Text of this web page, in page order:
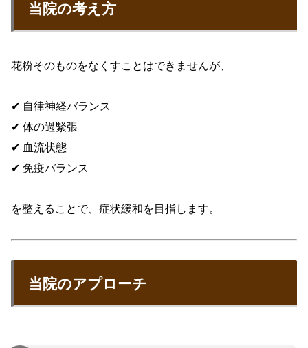
当院の考え方
花粉そのものをなくすことはできませんが、
✔ 自律神経バランス
✔ 体の過緊張
✔ 血流状態
✔ 免疫バランス
を整えることで、症状緩和を目指します。
当院のアプローチ